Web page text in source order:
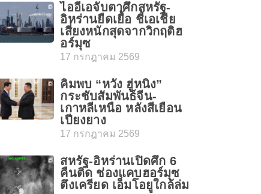
ไออีเอจับตาศึกสหรัฐ-
อิหร่านยืดเยื้อ ชี้เอเชีย
เสี่ยงหนักสุดจากวิกฤติฮ
อร์มุซ
17 กรกฎาคม 2569
คิมพบ “หวัง ฮู่หนิง”
กระชับสัมพันธ์จีน-
เกาหลีเหนือ หลังสีเยือน
เปียงยาง
17 กรกฎาคม 2569
สหรัฐ-อิหร่านเปิดศึก 6
คืนติด ช่องแคบฮอร์มุซ
ตึงเครียด เอ็มโอยูใกล้ล่ม